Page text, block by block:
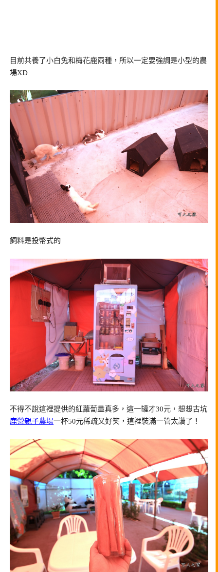
目前共養了小白兔和梅花鹿兩種，所以一定要強調是小型的農
場XD
飼料是投幣式的
不得不說這裡提供的紅蘿蔔量真多，這一罐才30元，想想古坑
鹿營親子農場一杯50元稀疏又好笑，這裡裝滿一管太讚了！